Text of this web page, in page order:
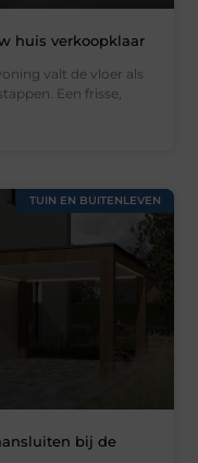
huis verkoopklaar
valt de vloer als
Een frisse,
TUIN EN BUITENLEVEN
bij de